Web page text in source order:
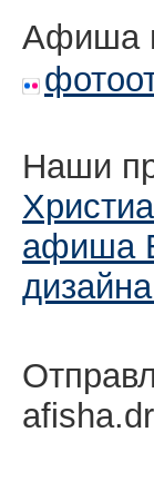
Афиша
Наши
афиша